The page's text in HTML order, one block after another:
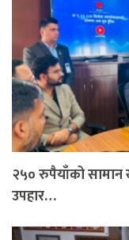
२५० रुपैयाँको सामान
उपहार…